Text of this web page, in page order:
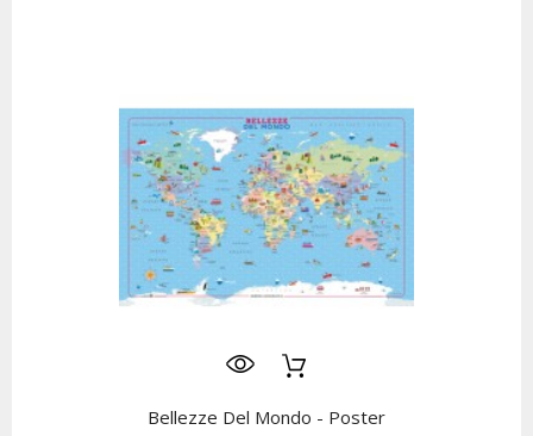
Bellezze Del Mondo - Poster